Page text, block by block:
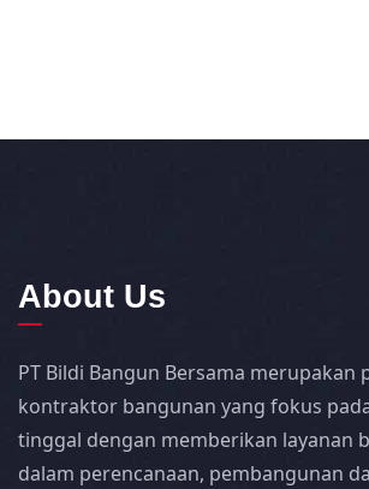
About Us
PT Bildi Bangun Bersama merupakan
kontraktor bangunan yang fokus
tinggal dengan memberikan layanan
dalam perencanaan, pembangunan